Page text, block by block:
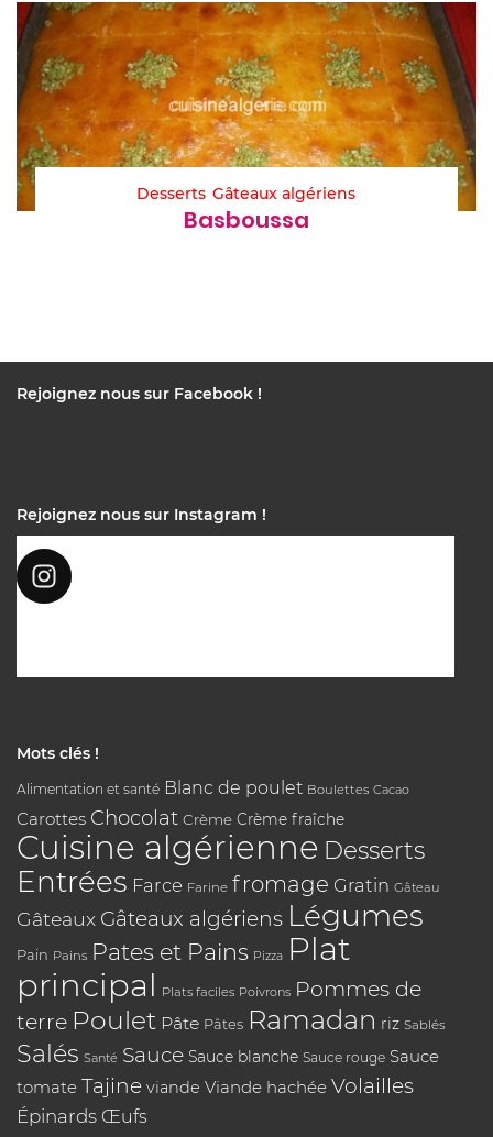
Desserts Gâteaux algériens
Basboussa
Rejoignez nous sur Facebook !
Rejoignez nous sur Instagram !
Mots clés !
Alimentation et santé Blanc de poulet Boulettes Cacao
Carottes Chocolat Crème Crème fraîche
Cuisine algérienne Desserts
Entrées Farce Farine fromage Gratin Gâteau
Gâteaux Gâteaux algériens Légumes
Pain Pains Pates et Pains Pizza Plat
principal Plats faciles Poivrons Pommes de
terre Poulet Pâte Pâtes Ramadan riz Sablés
Salés Santé Sauce Sauce blanche Sauce rouge Sauce
tomate Tajine viande Viande hachée Volailles
Épinards Œufs